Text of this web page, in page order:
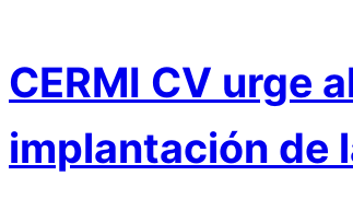
CERMI CV urge
implantación de